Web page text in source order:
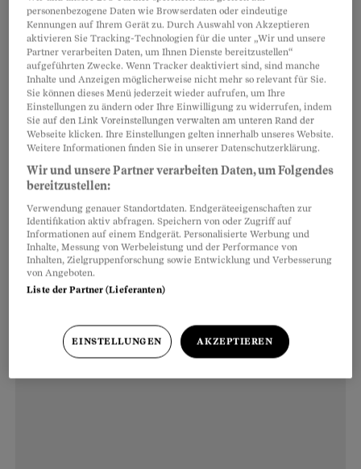
Artikel teilen
Zum Thema «Pauschalreisen» sind im
Beobachter diese Artikel mit konkreten
Beispielen aus dem Beratungsalltag erschienen:
personenbezogene Daten wie Browserdaten oder eindeutige
Kennungen auf Ihrem Gerät zu. Durch Auswahl von Akzeptieren
aktivieren Sie Tracking-Technologien für die unter „Wir und unsere
Partner verarbeiten Daten, um Ihnen Dienste bereitzustellen“
aufgeführten Zwecke. Wenn Tracker deaktiviert sind, sind manche
Inhalte und Anzeigen möglicherweise nicht mehr so relevant für Sie.
Sie können dieses Menü jederzeit wieder aufrufen, um Ihre
Einstellungen zu ändern oder Ihre Einwilligung zu widerrufen, indem
Sie auf den Link Voreinstellungen verwalten am unteren Rand der
Webseite klicken. Ihre Einstellungen gelten innerhalb unseres Website.
Weitere Informationen finden Sie in unserer Datenschutzerklärung.
Wir und unsere Partner verarbeiten Daten, um Folgendes
bereitzustellen:
Verwendung genauer Standortdaten. Endgeräteeigenschaften zur
Identifikation aktiv abfragen. Speichern von oder Zugriff auf
Informationen auf einem Endgerät. Personalisierte Werbung und
Inhalte, Messung von Werbeleistung und der Performance von
Inhalten, Zielgruppenforschung sowie Entwicklung und Verbesserung
von Angeboten.
Liste der Partner (Lieferanten)
EINSTELLUNGEN AKZEPTIEREN